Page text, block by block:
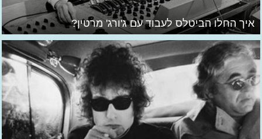
איך החלו הביטלס לעבוד עם ג'ורג' מרטין?